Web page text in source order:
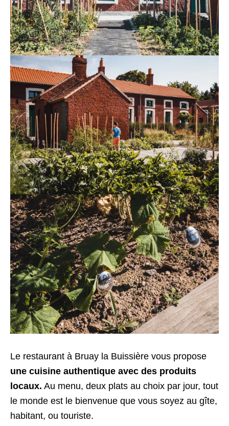
Le restaurant à Bruay la Buissière vous propose
une cuisine authentique avec des produits
locaux. Au menu, deux plats au choix par jour, tout
le monde est le bienvenue que vous soyez au gîte,
habitant, ou touriste.